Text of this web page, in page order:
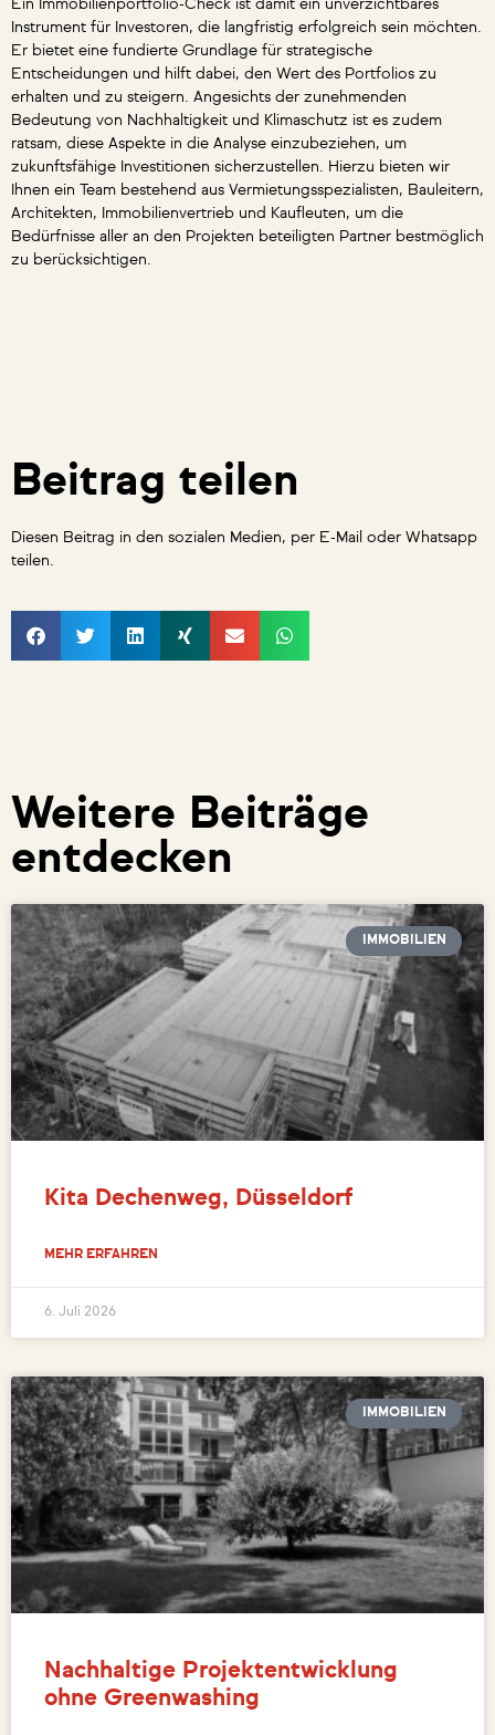
Ein Immobilienportfolio-Check ist damit ein unverzichtbares
Instrument für Investoren, die langfristig erfolgreich sein möchten.
Er bietet eine fundierte Grundlage für strategische
Entscheidungen und hilft dabei, den Wert des Portfolios zu
erhalten und zu steigern. Angesichts der zunehmenden
Bedeutung von Nachhaltigkeit und Klimaschutz ist es zudem
ratsam, diese Aspekte in die Analyse einzubeziehen, um
zukunftsfähige Investitionen sicherzustellen. Hierzu bieten wir
Ihnen ein Team bestehend aus Vermietungsspezialisten, Bauleitern,
Architekten, Immobilienvertrieb und Kaufleuten, um die
Bedürfnisse aller an den Projekten beteiligten Partner bestmöglich
zu berücksichtigen.
Beitrag teilen
Diesen Beitrag in den sozialen Medien, per E-Mail oder Whatsapp
teilen.
Weitere Beiträge
entdecken
IMMOBILIEN
Kita Dechenweg, Düsseldorf
MEHR ERFAHREN
6. Juli 2026
IMMOBILIEN
Nachhaltige Projektentwicklung
ohne Greenwashing